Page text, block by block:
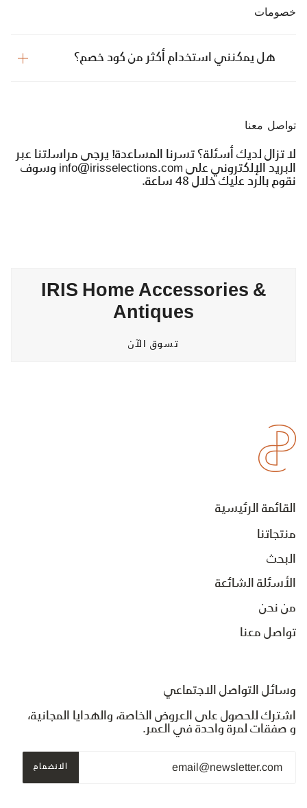
خصومات
هل يمكنني استخدام أكثر من كود خصم؟
تواصل معنا
لا تزال لديك أسئلة؟ تسرنا المساعدة! يرجى مراسلتنا عبر
البريد الإلكتروني على info@irisselections.com وسوف
نقوم بالرد عليك خلال 48 ساعة.
IRIS Home Accessories &
Antiques
تسوق الآن
القائمة الرئيسية
منتجاتنا
البحث
الأسئلة الشائعة
من نحن
تواصل معنا
وسائل التواصل الاجتماعي
اشترك للحصول على العروض الخاصة، والهدايا المجانية،
و صفقات لمرة واحدة في العمر.
الانضمام